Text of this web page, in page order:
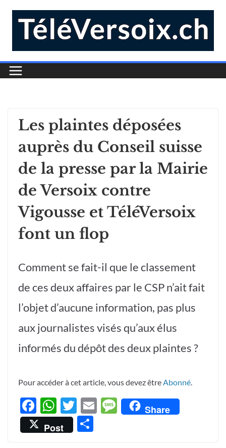
Les plaintes déposées
auprès du Conseil suisse
de la presse par la Mairie
de Versoix contre
Vigousse et TéléVersoix
font un flop
Comment se fait-il que le classement
de ces deux affaires par le CSP n’ait fait
l’objet d’aucune information, pas plus
aux journalistes visés qu’aux élus
informés du dépôt des deux plaintes ?
Pour accéder à cet article, vous devez être Abonné
F
ac
e
W
h
at
T
w
itt
E
M
es
Share
Post